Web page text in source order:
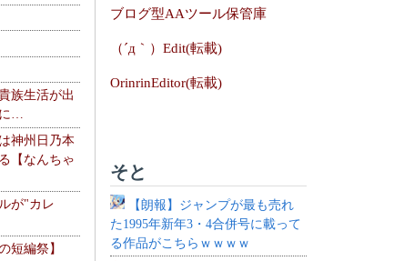
族生活が出
…
神州日乃本
【なんちゃ
が"カレ
短編祭】
ブログ型AAツール保管庫
（´д｀）Edit(転載)
OrinrinEditor(転載)
そと
【朗報】ジャンプが最も売れ
た1995年新年3・4合併号に載って
る作品がこちらｗｗｗｗ